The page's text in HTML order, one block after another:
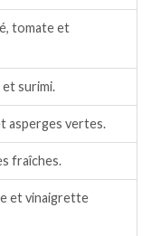
tomate et
surimi.
asperges vertes.
fraîches.
et vinaigrette